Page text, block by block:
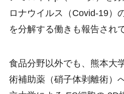
ロナウイルス（Covid-19）
を分解する働きも報告され
食品分野以外でも、熊本大
術補助薬（硝子体剥離術）